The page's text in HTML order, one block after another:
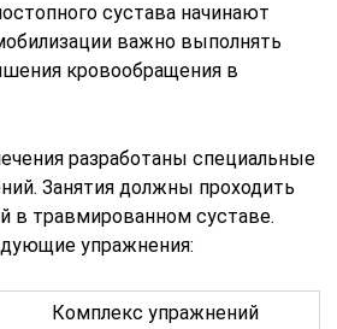
сустава начинают
важно выполнять
кровообращения в
разработаны специальные
Занятия должны проходить
в травмированном суставе.
упражнения:
Комплекс упражнений